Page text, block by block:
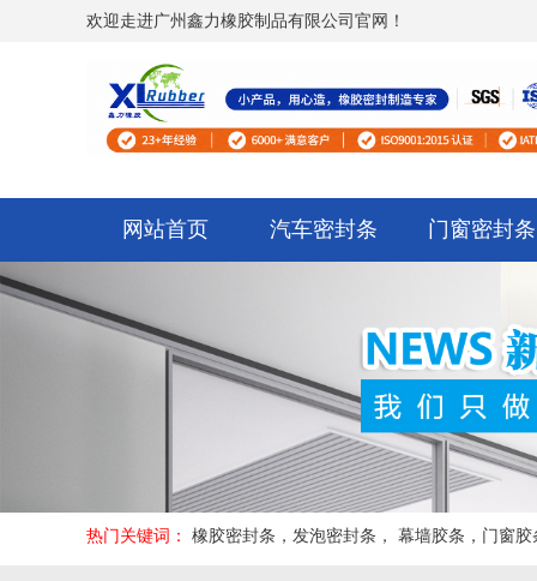
欢迎走进广州鑫力橡胶制品有限公司官网！
网站首页 汽车密封条 门窗密封条
热门关键词： 橡胶密封条，发泡密封条， 幕墙胶条，门窗